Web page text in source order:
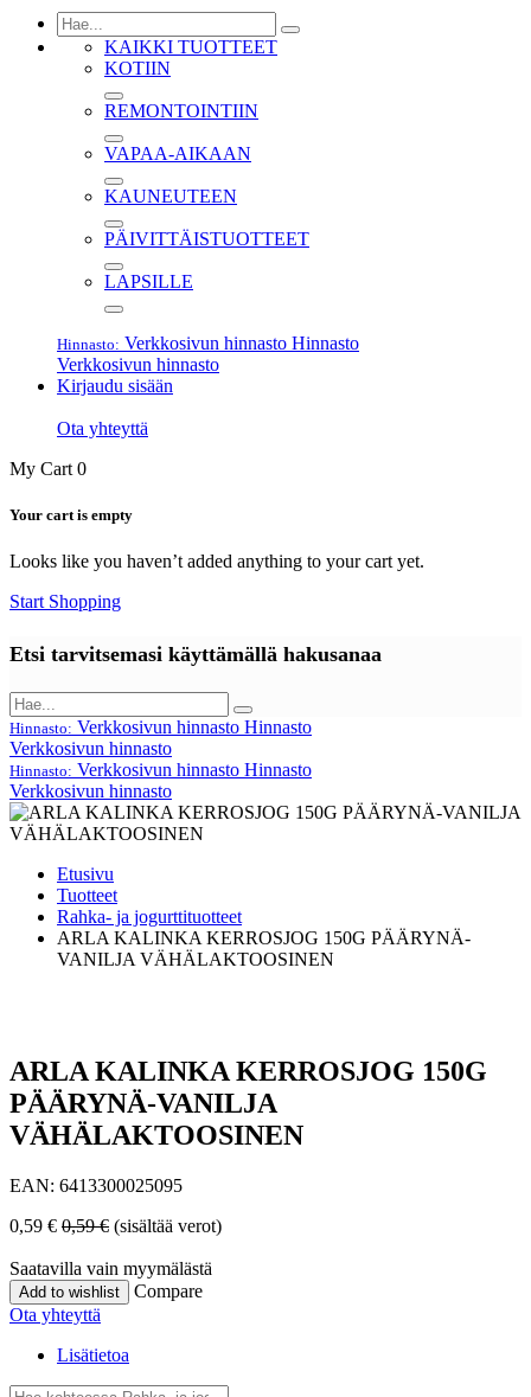
KAIKKI TUOTTEET
KOTIIN
REMONTOINTIIN
VAPAA-AIKAAN
KAUNEUTEEN
PÄIVITTÄISTUOTTEET
LAPSILLE
Hinnasto: Verkkosivun hinnasto Hinnasto
Verkkosivun hinnasto
Kirjaudu sisään
Ota yhteyttä
My Cart 0
Your cart is empty
Looks like you haven’t added anything to your cart yet.
Start Shopping
Etsi tarvitsemasi käyttämällä hakusanaa
Hinnasto: Verkkosivun hinnasto Hinnasto
Verkkosivun hinnasto
Hinnasto: Verkkosivun hinnasto Hinnasto
Verkkosivun hinnasto
Etusivu
Tuotteet
Rahka- ja jogurttituotteet
ARLA KALINKA KERROSJOG 150G PÄÄRYNÄ-
VANILJA VÄHÄLAKTOOSINEN
ARLA KALINKA KERROSJOG 150G
PÄÄRYNÄ-VANILJA
VÄHÄLAKTOOSINEN
EAN: 6413300025095
0,59 € 0,59€ (sisältää verot)
Saatavilla vain myymälästä
Add to wishlist
Compare
Ota yhteyttä
Lisätietoa